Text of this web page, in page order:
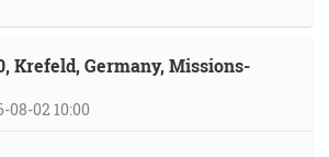
Krefeld, Germany, Missions-
08-02 10:00